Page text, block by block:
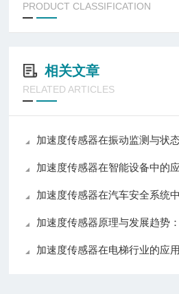
PRODUCT CLASSIFICATION
相关文章
RELATED ARTICLES
加速度传感器在振动监测与状
加速度传感器在智能设备中的
加速度传感器在汽车安全系统
加速度传感器原理与发展趋势
加速度传感器在电梯行业的应用